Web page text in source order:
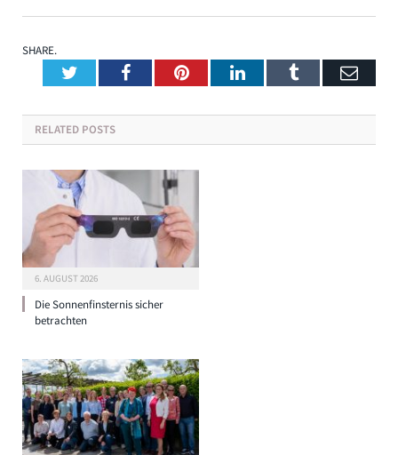
SHARE.
TwitterFacebookPinterestLinkedInTumblr
RELATED POSTS
6. AUGUST 2026
Die Sonnenfinsternis sicher
betrachten